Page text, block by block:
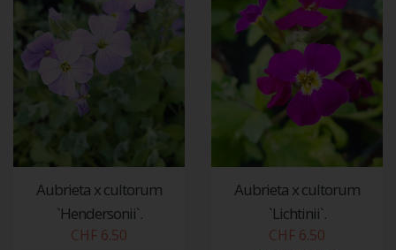
Aubrieta x cultorum
`Hendersonii`.
CHF 6.50
Aubrieta x cultorum
`Lichtinii`.
CHF 6.50